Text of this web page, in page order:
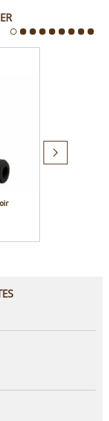
Produit